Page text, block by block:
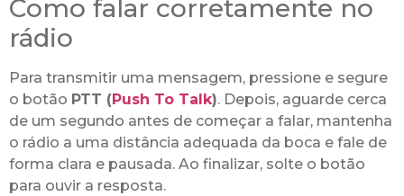
Como falar corretamente no
rádio
Para transmitir uma mensagem, pressione e segure
o botão PTT (Push To Talk). Depois, aguarde cerca
de um segundo antes de começar a falar, mantenha
o rádio a uma distância adequada da boca e fale de
forma clara e pausada. Ao finalizar, solte o botão
para ouvir a resposta.